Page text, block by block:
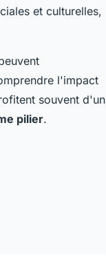
et culturelles,
l'impact
souvent d'un
pilier.